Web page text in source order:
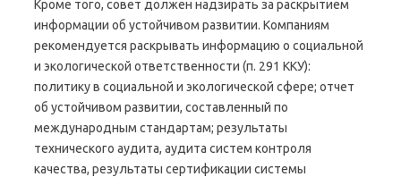
Кроме того, совет должен надзирать за раскрытием
информации об устойчивом развитии. Компаниям
рекомендуется раскрывать информацию о социальной
и экологической ответственности (п. 291 ККУ):
политику в социальной и экологической сфере; отчет
об устойчивом развитии, составленный по
международным стандартам; результаты
технического аудита, аудита систем контроля
качества, результаты сертификации системы